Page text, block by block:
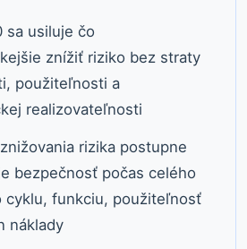
sa usiluje čo
znížiť riziko bez straty
použiteľnosti a
realizovateľnosti
rizika postupne
bezpečnosť počas celého
cyklu, funkciu, použiteľnosť
náklady